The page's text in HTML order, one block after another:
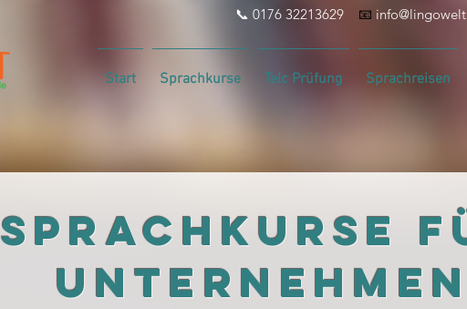
📞 0176 32213629 📧
Start Sprachkurse Telc Prüfung Sprachreisen
Sprachkurse
Unternehmen